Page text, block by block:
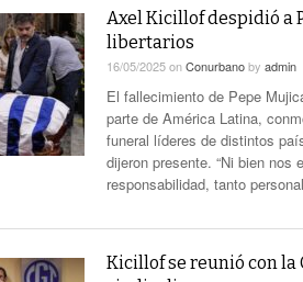
Axel Kicillof despidió a
libertarios
16/05/2025onConurbanoby admin
El fallecimiento de Pepe
parte de América Latina,
funeral líderes de distintos
dijeron presente. “Ni bien
responsabilidad, tanto
Kicillof se reunió con la